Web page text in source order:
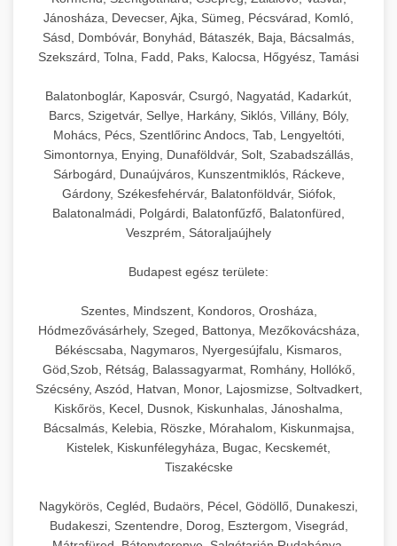
hőmérséklet-szabályozással.
chef-iparikonyhagepek.hu
Professzionális hűtőegységek és hűtőkamrák
kereskedelmi konyhák számára.
Energiahatékony hűtési megoldások nagy
chef-iparikonyhagepek.hu
kereskedelmi hűtőegység
💧 26. Ipari Mosogatógép +
forgalmú éttermi műveletekhez. Gyors tisztítási
ciklusok fertőtlenítési képességekkel.
chef-iparikonyhagepek.hu
kereskedelmi mosogatógép
🧀 27. Ipari Sajtreszelő Gép +
Ipari sajtreszelők és aprítógépek kereskedelmi
élelmiszer-előkészítéshez. Különböző reszelési
méretek különböző alkalmazásokhoz.
chef-iparikonyhagepek.hu
kereskedelmi sajtreszelő
🍳 28. Nagykonyhai
Berendezések
+
professzionális vendéglátóipari kellékek.
műveletekhez.
chef-iparikonyhagepek.hu
kereskedelmi konyhai megoldások
Jánosháza, Devecser, Ajka, Sümeg, Pécsvárad, Komló,
Sásd, Dombóvár, Bonyhád, Bátaszék, Baja, Bácsalmás,
Szekszárd, Tolna, Fadd, Paks, Kalocsa, Hőgyész, Tamási
Balatonboglár, Kaposvár, Csurgó, Nagyatád, Kadarkút,
Barcs, Szigetvár, Sellye, Harkány, Siklós, Villány, Bóly,
Mohács, Pécs, Szentlőrinc Andocs, Tab, Lengyeltóti,
Simontornya, Enying, Dunaföldvár, Solt, Szabadszállás,
Sárbogárd, Dunaújváros, Kunszentmiklós, Ráckeve,
Gárdony, Székesfehérvár, Balatonföldvár, Siófok,
Balatonalmádi, Polgárdi, Balatonfűzfő, Balatonfüred,
Veszprém, Sátoraljaújhely
Budapest egész területe:
Szentes, Mindszent, Kondoros, Orosháza,
Hódmezővásárhely, Szeged, Battonya, Mezőkovácsháza,
Békéscsaba, Nagymaros, Nyergesújfalu, Kismaros,
Göd,Szob, Rétság, Balassagyarmat, Romhány, Hollókő,
Szécsény, Aszód, Hatvan, Monor, Lajosmizse, Soltvadkert,
Kiskőrös, Kecel, Dusnok, Kiskunhalas, Jánoshalma,
Bácsalmás, Kelebia, Röszke, Mórahalom, Kiskunmajsa,
Kistelek, Kiskunfélegyháza, Bugac, Kecskemét,
Tiszakécske
Nagykörös, Cegléd, Budaörs, Pécel, Gödöllő, Dunakeszi,
Budakeszi, Szentendre, Dorog, Esztergom, Visegrád,